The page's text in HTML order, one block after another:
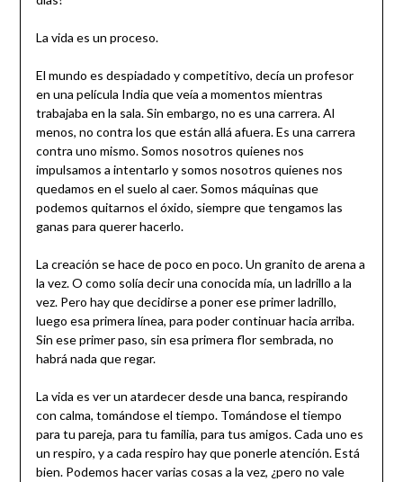
La vida es un proceso.
El mundo es despiadado y competitivo, decía un profesor
en una película India que veía a momentos mientras
trabajaba en la sala. Sin embargo, no es una carrera. Al
menos, no contra los que están allá afuera. Es una carrera
contra uno mismo. Somos nosotros quienes nos
impulsamos a intentarlo y somos nosotros quienes nos
quedamos en el suelo al caer. Somos máquinas que
podemos quitarnos el óxido, siempre que tengamos las
ganas para querer hacerlo.
La creación se hace de poco en poco. Un granito de arena a
la vez. O como solía decir una conocida mía, un ladrillo a la
vez. Pero hay que decidirse a poner ese primer ladrillo,
luego esa primera línea, para poder continuar hacia arriba.
Sin ese primer paso, sin esa primera flor sembrada, no
habrá nada que regar.
La vida es ver un atardecer desde una banca, respirando
con calma, tomándose el tiempo. Tomándose el tiempo
para tu pareja, para tu familia, para tus amigos. Cada uno es
un respiro, y a cada respiro hay que ponerle atención. Está
bien. Podemos hacer varias cosas a la vez, ¿pero no vale